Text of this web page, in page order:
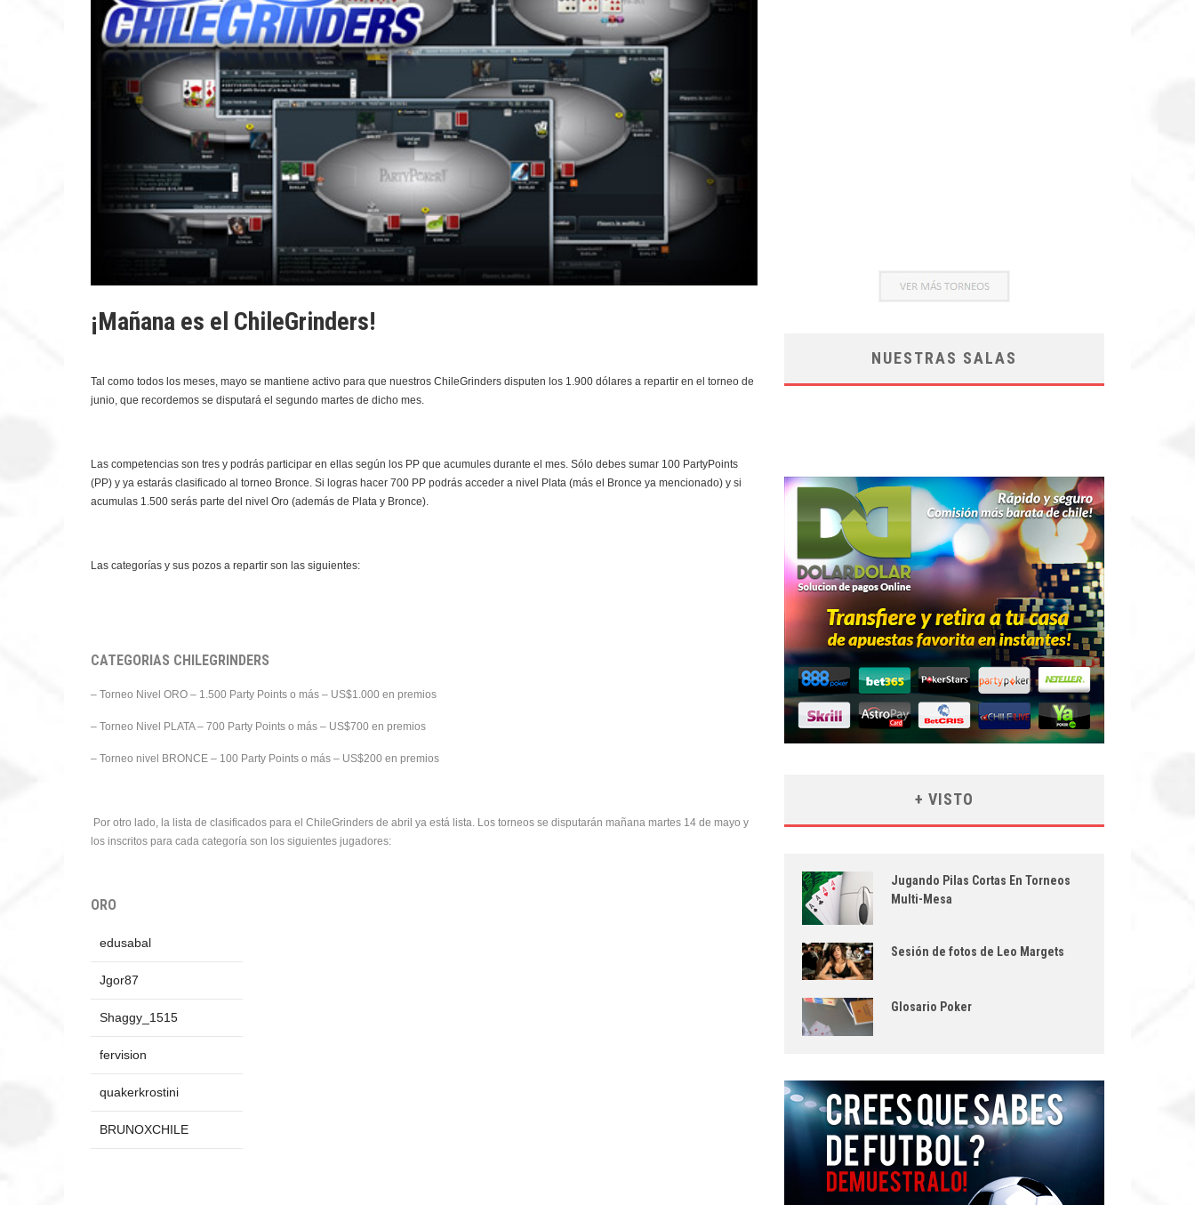
¡Mañana es el ChileGrinders!
Tal como todos los meses, mayo se mantiene activo para que nuestros ChileGrinders disputen los 1.900 dólares a repartir en el torneo de
junio, que recordemos se disputará el segundo martes de dicho mes.
Las competencias son tres y podrás participar en ellas según los PP que acumules durante el mes. Sólo debes sumar 100 PartyPoints
(PP) y ya estarás clasificado al torneo Bronce. Si logras hacer 700 PP podrás acceder a nivel Plata (más el Bronce ya mencionado) y si
acumulas 1.500 serás parte del nivel Oro (además de Plata y Bronce).
Las categorías y sus pozos a repartir son las siguientes:
CATEGORIAS CHILEGRINDERS
– Torneo Nivel ORO – 1.500 Party Points o más – US$1.000 en premios
– Torneo Nivel PLATA – 700 Party Points o más – US$700 en premios
– Torneo nivel BRONCE – 100 Party Points o más – US$200 en premios
Por otro lado, la lista de clasificados para el ChileGrinders de abril ya está lista. Los torneos se disputarán mañana martes 14 de mayo y
los inscritos para cada categoría son los siguientes jugadores:
ORO
edusabal
Jgor87
Shaggy_1515
fervision
quakerkrostini
BRUNOXCHILE
NUESTRAS SALAS
+ VISTO
Jugando Pilas Cortas En Torneos
Multi-Mesa
Sesión de fotos de Leo Margets
Glosario Poker